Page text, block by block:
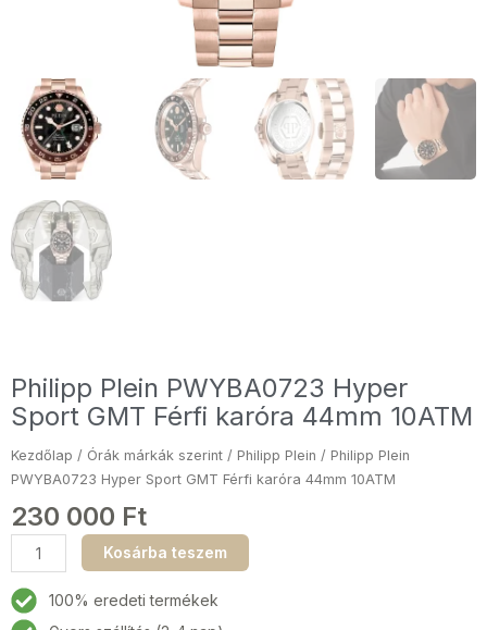
Philipp Plein PWYBA0723 Hyper
Sport GMT Férfi karóra 44mm 10ATM
Kezdőlap / Órák márkák szerint / Philipp Plein / Philipp Plein
PWYBA0723 Hyper Sport GMT Férfi karóra 44mm 10ATM
230 000 Ft
Philipp
Plein
PWYBA0723
Hyper
Kosárba teszem
100% eredeti termékek